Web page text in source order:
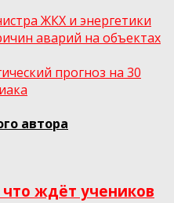
ЖКХ и энергетики
аварий на объектах
прогноз на 30
автора
ждёт учеников